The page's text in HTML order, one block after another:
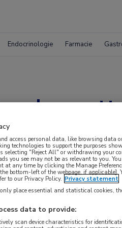
Endocrinologie Farmacie
access personal data, like browsing data
technologies to support the purposes
selecting "Reject All" or withdrawing your
you see may not be as relevant to you.
at any time by clicking the Manage
bottom-left of the webpage, if
to our Privacy Policy. Privacy statement
place essential and statistical cookies,
data to provide:
scan device characteristics for